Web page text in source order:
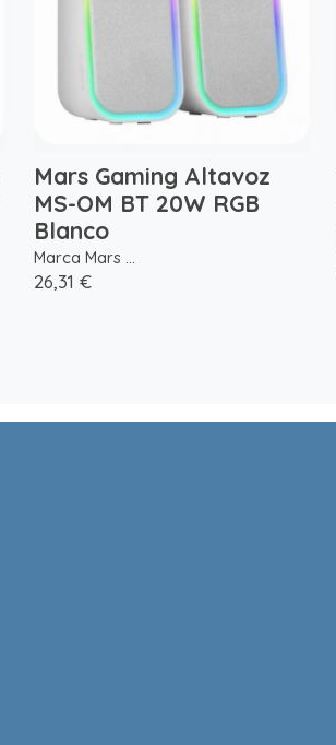
Mars Gaming Altavoz
MS-OM BT 20W RGB
Blanco
Marca Mars ...
26,31 €